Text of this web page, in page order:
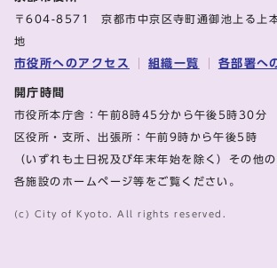
〒604-8571 京都市中京区寺町通御池上る上
地
市役所へのアクセス 組織一覧 各部署へ
開庁時間
市役所本庁舎：午前8時45分から午後5時30分
区役所・支所、出張所：午前9時から午後5時
（いずれも土日祝及び年末年始を除く）その他
各施設のホームページ等をご覧ください。
(c) City of Kyoto. All rights reserved.